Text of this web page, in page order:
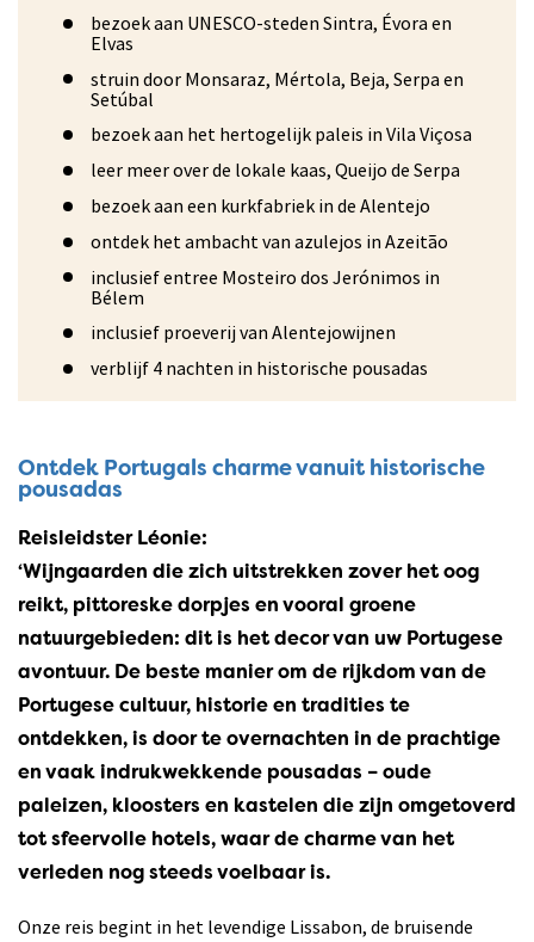
bezoek aan UNESCO-steden Sintra, Évora en
Elvas
struin door Monsaraz, Mértola, Beja, Serpa en
Setúbal
bezoek aan het hertogelijk paleis in Vila Viçosa
leer meer over de lokale kaas, Queijo de Serpa
bezoek aan een kurkfabriek in de Alentejo
ontdek het ambacht van azulejos in Azeitão
inclusief entree Mosteiro dos Jerónimos in
Bélem
inclusief proeverij van Alentejowijnen
verblijf 4 nachten in historische pousadas
Ontdek Portugals charme vanuit historische
pousadas
Reisleidster Léonie:
‘Wijngaarden die zich uitstrekken zover het oog
reikt, pittoreske dorpjes en vooral groene
natuurgebieden: dit is het decor van uw Portugese
avontuur. De beste manier om de rijkdom van de
Portugese cultuur, historie en tradities te
ontdekken, is door te overnachten in de prachtige
en vaak indrukwekkende pousadas – oude
paleizen, kloosters en kastelen die zijn omgetoverd
tot sfeervolle hotels, waar de charme van het
verleden nog steeds voelbaar is.
Onze reis begint in het levendige Lissabon, de bruisende